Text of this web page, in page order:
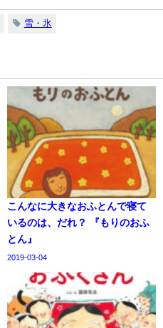
雪・氷
こんなに大きなおふとんで寝て
いるのは、だれ？ 『もりのおふ
とん』
2019-03-04